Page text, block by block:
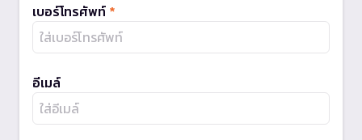
เบอร์โทรศัพท์ *
อีเมล์